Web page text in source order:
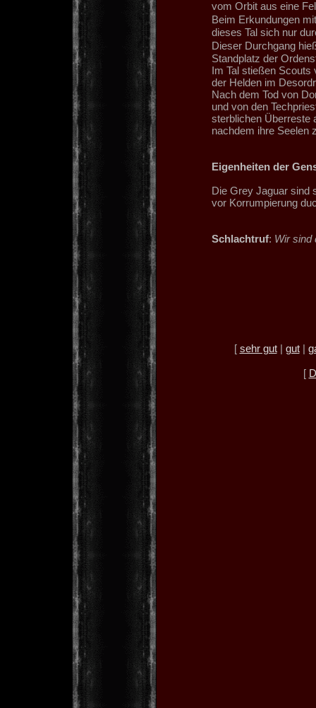
vom Orbit aus eine
Beim Erkundungen
dieses Tal sich nur
Dieser Durchgang
Standplatz der
Im Tal stießen Scouts
der Helden im
Nach dem Tod von
und von den
sterblichen Überreste
nachdem ihre Seelen
Eigenheiten der
Die Grey Jaguar sind
vor Korrumpierung
Schlachtruf: Wir sind
[ sehr gut| gut|
[